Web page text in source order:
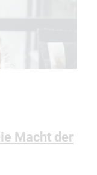
Macht der